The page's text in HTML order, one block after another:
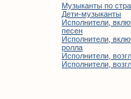
Музыканты по
Дети-музыканты
Исполнители,
песен
Исполнители,
ролла
Исполнители,
Исполнители,